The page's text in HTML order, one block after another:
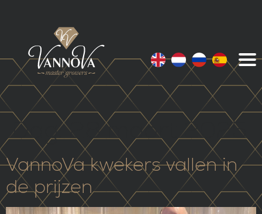
Dag:28 maart 2025
VannoVa kwekers vallen in
de prijzen